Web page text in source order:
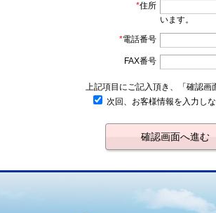
*住所
います。
*電話番号
FAX番号
上記項目にご記入頂き、「確認画
次回、お客様情報を入力し
確認画面へ進む